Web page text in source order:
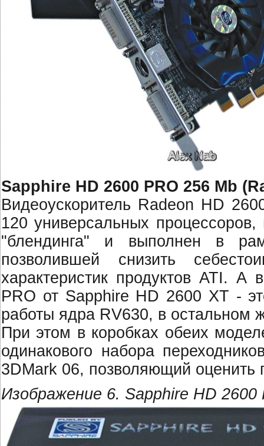
Sapphire HD 2600 PRO 256 Mb
Видеоускоритель Radeon HD
120 универсальных
"блендинга" и выполнен в
позволившей снизить
характеристик продуктов ATI.
PRO от Sapphire HD 2600 XT -
работы ядра RV630, в остальном
При этом в коробках обеих
одинакового набора
3DMark 06, позволяющий оценить
Изображение 6. Sapphire HD 2600